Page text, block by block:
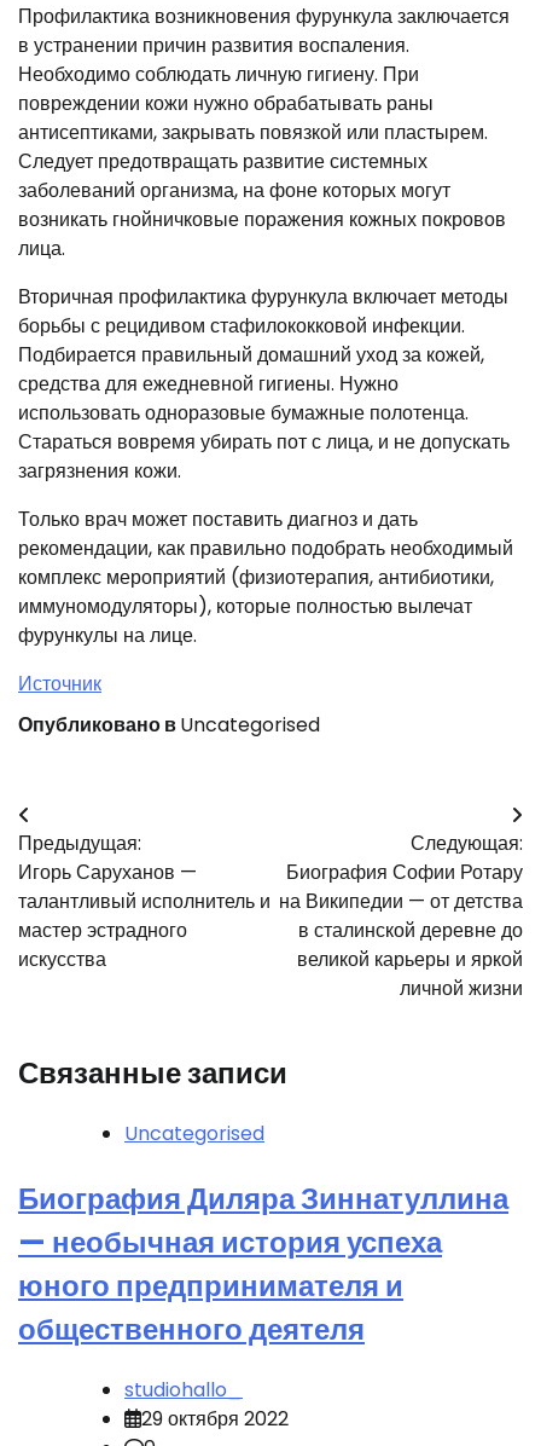
Профилактика возникновения фурункула заключается
в устранении причин развития воспаления.
Необходимо соблюдать личную гигиену. При
повреждении кожи нужно обрабатывать раны
антисептиками, закрывать повязкой или пластырем.
Следует предотвращать развитие системных
заболеваний организма, на фоне которых могут
возникать гнойничковые поражения кожных покровов
лица.
Вторичная профилактика фурункула включает методы
борьбы с рецидивом стафилококковой инфекции.
Подбирается правильный домашний уход за кожей,
средства для ежедневной гигиены. Нужно
использовать одноразовые бумажные полотенца.
Стараться вовремя убирать пот с лица, и не допускать
загрязнения кожи.
Только врач может поставить диагноз и дать
рекомендации, как правильно подобрать необходимый
комплекс мероприятий (физиотерапия, антибиотики,
иммуномодуляторы), которые полностью вылечат
фурункулы на лице.
Источник
Опубликовано вUncategorised
Навигация
по
записям
Предыдущая:
Игорь Саруханов —
талантливый исполнитель и
мастер эстрадного
искусства
Следующая:
Биография Софии Ротару
на Википедии — от детства
в сталинской деревне до
великой карьеры и яркой
личной жизни
Связанные записи
Uncategorised
Биография Диляра Зиннатуллина
— необычная история успеха
юного предпринимателя и
общественного деятеля
studiohallo_
29 октября 2022